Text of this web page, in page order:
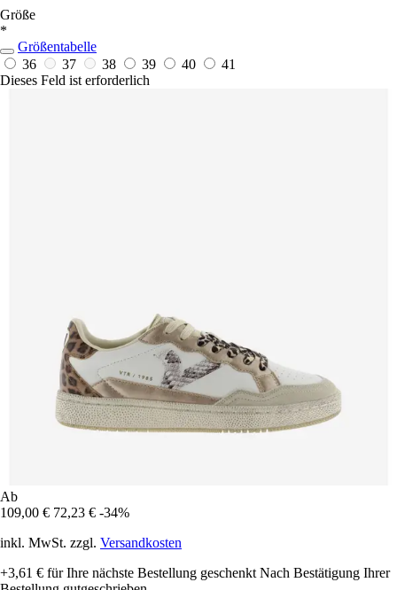
Größe
*
Größentabelle
36
37 38 39 40
41
Dieses Feld ist erforderlich
Ab
109,00 € 72,23 € -34%
inkl. MwSt. zzgl. Versandkosten
+3,61 € für Ihre nächste Bestellung geschenkt Nach Bestätigung Ihrer